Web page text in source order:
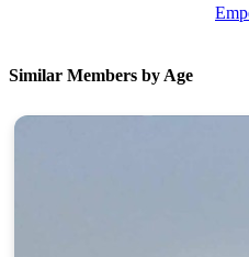
Similar Members by Age